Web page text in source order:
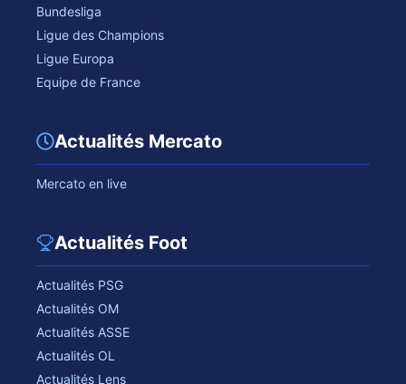
Bundesliga
Ligue des Champions
Ligue Europa
Equipe de France
Actualités Mercato
Mercato en live
Actualités Foot
Actualités PSG
Actualités OM
Actualités ASSE
Actualités OL
Actualités Lens